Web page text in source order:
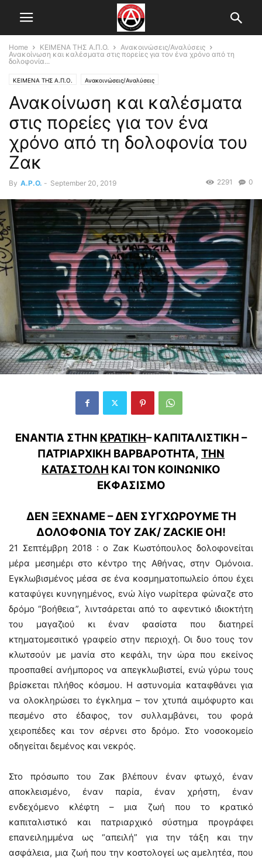
Home ΚΕΙΜΕΝΑ ΤΗΣ Α.Π.Ο.
Ανακοινώσεις/Αναλύσεις
Ανακοίνωση και καλέσματα στις πορείες για τον ένα χρόνο από τη
δολοφονία...
ΚΕΙΜΕΝΑ ΤΗΣ Α.Π.Ο. Ανακοινώσεις/Αναλύσεις
Ανακοίνωση και καλέσματα
στις πορείες για τον ένα
χρόνο από τη δολοφονία του
Ζακ
By A.P.O. - September 20, 2019 0
2291
ΕΝΑΝΤΙΑ ΣΤΗΝ ΚΡΑΤΙΚΗ– ΚΑΠΙΤΑΛΙΣΤΙΚΗ –
ΠΑΤΡΙΑΡΧΙΚΗ ΒΑΡΒΑΡΟΤΗΤΑ, ΤΗΝ
ΚΑΤΑΣΤΟΛΗ ΚΑΙ ΤΟΝ ΚΟΙΝΩΝΙΚΟ
ΕΚΦΑΣΙΣΜΟ
ΔΕΝ ΞΕΧΝΑΜΕ – ΔΕΝ ΣΥΓΧΩΡΟΥΜΕ ΤΗ
ΔΟΛΟΦΟΝΙΑ ΤΟΥ ΖΑΚ/ ZACKIE OH!
21 Σεπτέμβρη 2018 : ο Ζακ Κωστόπουλος δολοφονείται
μέρα μεσημέρι στο κέντρο της Αθήνας, στην Ομόνοια.
Εγκλωβισμένος μέσα σε ένα κοσμηματοπωλείο όπου έχει
καταφύγει κυνηγημένος, ενώ λίγο νωρίτερα φώναζε στο
δρόμο “βοήθεια”, λιντσάρεται από το αφεντικό ιδιοκτήτη
του μαγαζιού κι έναν φασίστα που διατηρεί
κτηματομεσιτικό γραφείο στην περιοχή. Οι δυο τους τον
κλωτσούν με μανία στο κεφάλι, την ώρα που εκείνος
προσπαθεί ανήμπορος να απεγκλωβιστεί, ενώ γύρω τους
βρίσκεται πλήθος κόσμου. Η αστυνομία καταφθάνει για
να ολοκληρώσει το έγκλημα – τον χτυπά αιμόφυρτο και
πεσμένο στο έδαφος, τον συλλαμβάνει, του φορά
χειροπέδες και τον σέρνει στο δρόμο. Στο νοσοκομείο
οδηγείται δεμένος και νεκρός.
Στο πρόσωπο του Ζακ βλέπουν έναν φτωχό, έναν
αποκλεισμένο, έναν παρία, έναν χρήστη, έναν
ενδεχόμενο κλέφτη – μια ζωή που το κρατικό
καπιταλιστικό και πατριαρχικό σύστημα προγράφει
επανειλημμένα ως “απειλή” για την τάξη και την
ασφάλεια, μια ζωή που την κοστολογεί ως αμελητέα, που